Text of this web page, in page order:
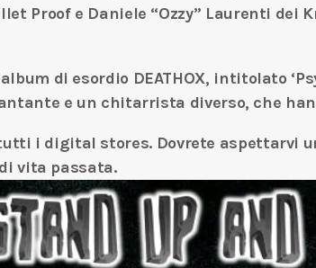
Proof e Daniele “Ozzy” Laurenti dei
di esordio DEATHOX, intitolato
e un chitarrista diverso, che
i digital stores. Dovrete aspettarvi
vita passata.